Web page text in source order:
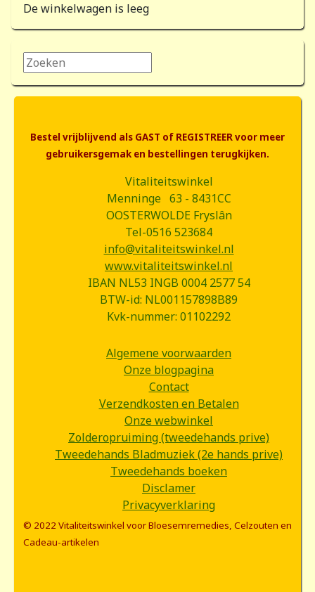
De winkelwagen is leeg
Zoeken...
Bestel vrijblijvend als GAST of REGISTREER voor meer
gebruikersgemak en bestellingen terugkijken.
Vitaliteitswinkel
Menninge 63 - 8431CC
OOSTERWOLDE Fryslân
Tel-0516 523684
info@vitaliteitswinkel.nl
www.vitaliteitswinkel.nl
IBAN NL53 INGB 0004 2577 54
BTW-id: NL001157898B89
Kvk-nummer: 01102292
Algemene voorwaarden
Onze blogpagina
Contact
Verzendkosten en Betalen
Onze webwinkel
Zolderopruiming (tweedehands prive)
Tweedehands Bladmuziek (2e hands prive)
Tweedehands boeken
Disclamer
Privacyverklaring
© 2022 Vitaliteitswinkel voor Bloesemremedies, Celzouten en
Cadeau-artikelen